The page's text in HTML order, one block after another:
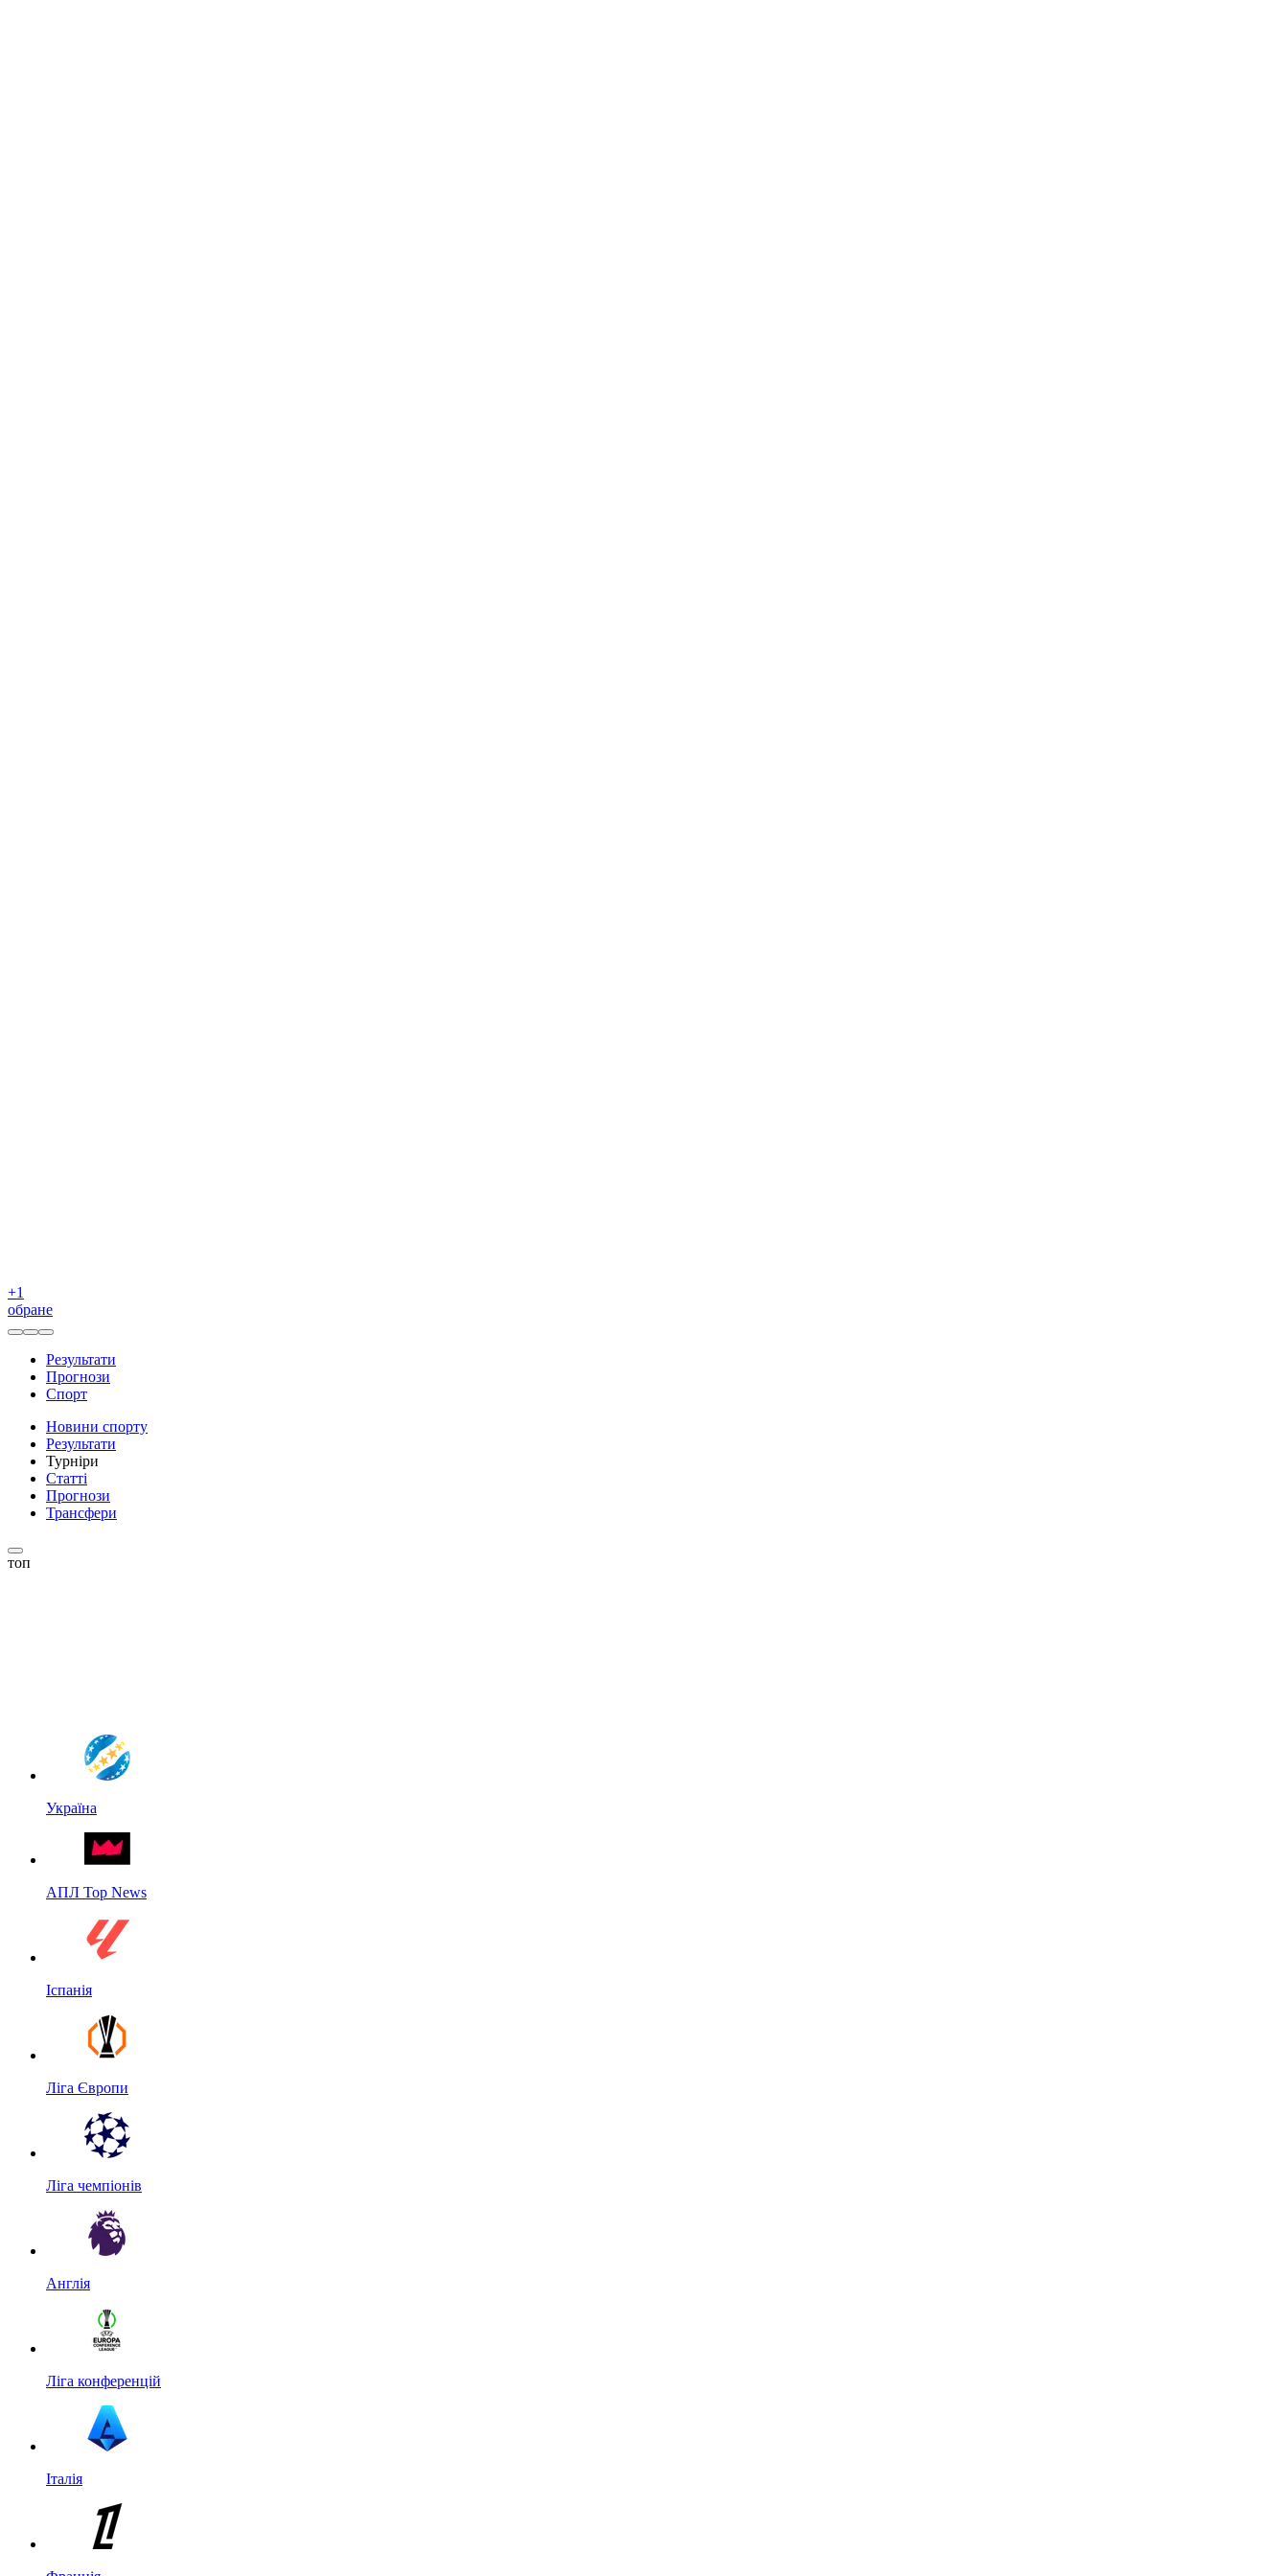
+1
обране
Результати
Прогнози
Спорт
Новини спорту
Результати
Турніри
Статті
Прогнози
Трансфери
топ
Україна
АПЛ Top News
Іспанія
Ліга Європи
Ліга чемпіонів
Англія
Ліга конференцій
Італія